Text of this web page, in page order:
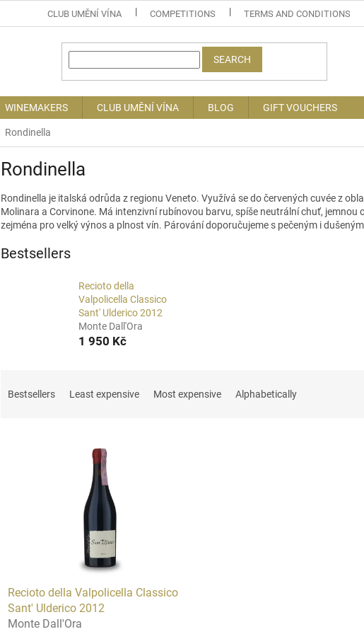
CLUB UMĚNÍ VÍNA COMPETITIONS TERMS AND CONDITIONS
SEARCH
WINEMAKERS CLUB UMĚNÍ VÍNA BLOG GIFT VOUCHERS
Rondinella
Rondinella
Rondinella je italská odrůda z regionu Veneto. Využívá se do červených cuvéez
Molinara a Corvinone. Má intenzivní rubínovou barvu, spíše neutrální chuť, jemnou
zejména pro velký výnos a plnost vín. Párování doporučujeme s pečeným i
Bestsellers
Recioto della
Valpolicella Classico
Sant' Ulderico 2012
Monte Dall'Ora
1 950 Kč
Bestsellers Least expensive Most expensive Alphabetically
Recioto della Valpolicella Classico
Sant' Ulderico 2012
Monte Dall'Ora